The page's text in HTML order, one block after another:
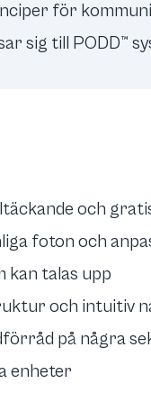
för
sig till PODD™
och
foton och
kan talas upp
och intuitiv
på några
enheter